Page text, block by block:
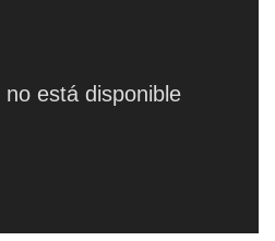
está disponible
como lassillas